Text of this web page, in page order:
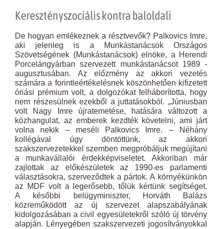
Keresztényszociális kontra baloldali
De hogyan emlékeznek a résztvevők? Palkovics Imre,
aki jelenleg is a Munkástanácsok Országos
Szövetségének (Munkástanácsok) elnöke, a Herendi
Porcelángyárban szervezett munkástanácsot 1989 ­
augusztusában. Az előzmény az akkori vezetés
számára a forintleértékelésnek köszönhetően kifizetett
óriási prémium volt, a dolgozókat felháborította, hogy
nem részesülnek ezekből a juttatásokból. „Június­ban
volt Nagy Imre újratemetése, hatására változott a
közhangulat, az emberek kezdték követelni, ami járt
volna nekik – meséli Palkovics Imre. – Néhány
kollégával úgy döntöttünk, az akkori
szakszervezetekkel szemben megpróbáljuk megújítani
a munkavállalói érdekképviseletet. Akkoriban már
zajlottak az előkészületek az 1990-es parlamenti
választásokra, szerveződtek a pártok. A környékünkön
az MDF volt a legerősebb, tőlük kértünk segítséget.
A későbbi belügyminiszter, Horváth Balázs
közreműködött az új szervezet alapszabályának
kidolgozásában a civil egyesületekről szóló új törvény
alapján. Lényegében szakszervezeti jogosítványokkal